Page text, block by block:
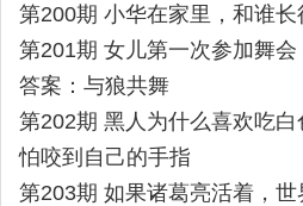
第200期 小华在家里，和谁
第201期 女儿第一次参加舞
答案：与狼共舞
第202期 黑人为什么喜欢吃白
怕咬到自己的手指
第203期 如果诸葛亮活着，